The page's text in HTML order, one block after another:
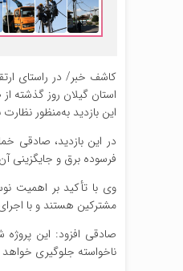
کاشف خبر/ در راستای
استان گیلان روز گذشته
این بازدید به‌منظور
فرسوده برق و جایگزینی
وی با تأکید بر اهمیت
مشترکین هستند و با
صادقی افزود: این
ناخواسته جلوگیری